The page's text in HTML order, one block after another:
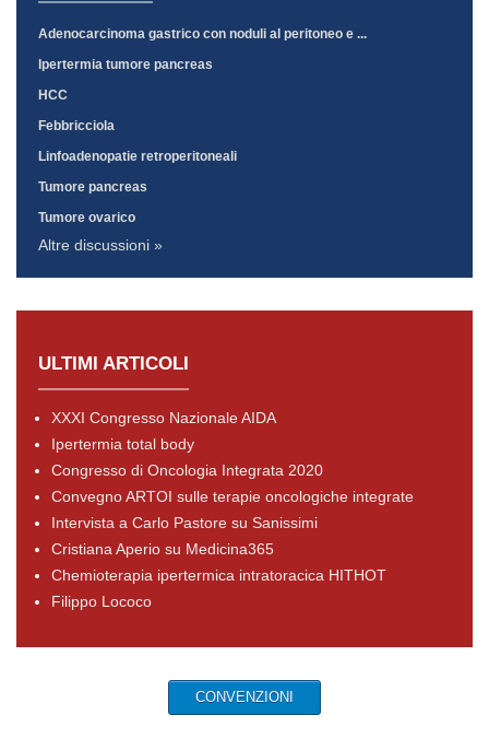
Adenocarcinoma gastrico con noduli al peritoneo e ...
Ipertermia tumore pancreas
HCC
Febbricciola
Linfoadenopatie retroperitoneali
Tumore pancreas
Tumore ovarico
Altre discussioni »
ULTIMI ARTICOLI
XXXI Congresso Nazionale AIDA
Ipertermia total body
Congresso di Oncologia Integrata 2020
Convegno ARTOI sulle terapie oncologiche integrate
Intervista a Carlo Pastore su Sanissimi
Cristiana Aperio su Medicina365
Chemioterapia ipertermica intratoracica HITHOT
Filippo Lococo
CONVENZIONI